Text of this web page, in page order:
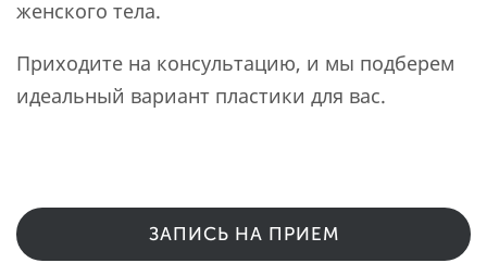
женского тела.
Приходите на консультацию, и мы подберем
идеальный вариант пластики для вас.
ЗАПИСЬ НА ПРИЕМ